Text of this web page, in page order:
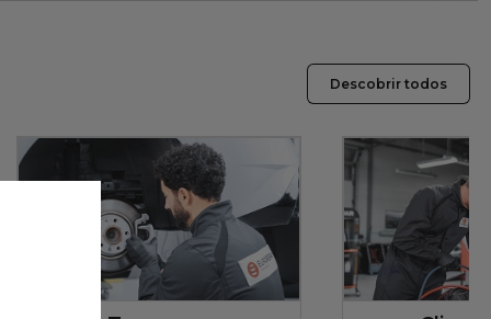
Descobrir todos